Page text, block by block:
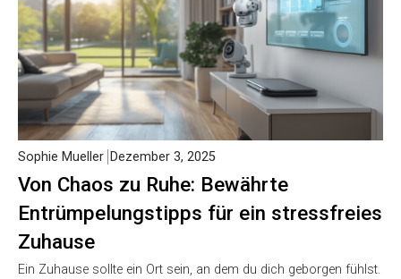
Von Chaos zu Ruhe: Bewährte
Entrümpelungstipps für ein stressfreies
Zuhause
Sophie Mueller Dezember 3, 2025
Ein Zuhause sollte ein Ort sein, an dem du dich geborgen fühlst.